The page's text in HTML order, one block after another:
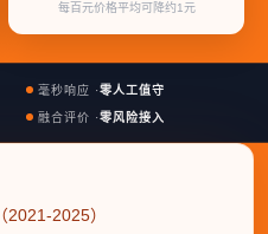
每百元价格平均可降约1元
毫秒响应 ·零人工值守
融合评价 ·零风险接入
（2021-2025）